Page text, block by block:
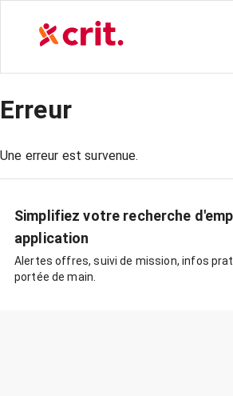
Erreur
Une erreur est survenue.
Simplifiez votre recherche
application
Alertes offres, suivi de mission, infos
portée de main.